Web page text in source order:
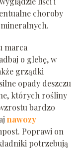
choroby
marca
o glebę, w
grządki
opady deszczu
których rośliny
bardzo
nawozy
Poprawi on
potrzebują